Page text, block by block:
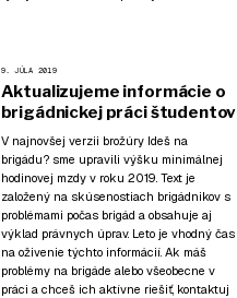
9. JÚLA 2019
Aktualizujeme informácie o
brigádnickej práci študentov
V najnovšej verzii brožúry Ideš na
brigádu? sme upravili výšku minimálnej
hodinovej mzdy v roku 2019. Text je
založený na skúsenostiach brigádnikov s
problémami počas brigád a obsahuje aj
výklad právnych úprav. Leto je vhodný čas
na oživenie týchto informácií. Ak máš
problémy na brigáde alebo všeobecne v
práci a chceš ich aktívne riešiť, kontaktuj